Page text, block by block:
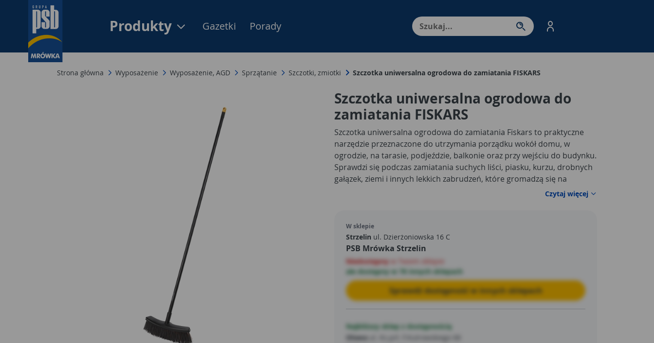
Produkty Menu Produktów, nawigacja: Enter - przejdź do strony produktów. Spacja – otwórz/
Gazetki Porady
Strona główna Wyposażenie Wyposażenie, AGD Sprzątanie Szczotki, zmiotki Szczotka uniwersalna ogrodowa do zamiatania FISKARS
Szczotka uniwersalna ogrodowa do
zamiatania FISKARS
Szczotka uniwersalna ogrodowa do zamiatania Fiskars to praktyczne
narzędzie przeznaczone do utrzymania porządku wokół domu, w
ogrodzie, na tarasie, podjeździe, balkonie oraz przy wejściu do budynku.
Sprawdzi się podczas zamiatania suchych liści, piasku, kurzu, drobnych
gałązek, ziemi i innych lekkich zabrudzeń, które gromadzą się na
powierzchniach zewnętrznych. Dzięki uniwersalnemu zastosowaniu
Czytaj więcej
W sklepie
Strzelin ul. Dzierżoniowska 16 C
PSB Mrówka Strzelin
Niedostępny w Twoim sklepie
ale dostępny w 78 innych sklepach
Sprawdź dostępność w innych sklepach
Najbliższy sklep z dostępnością
Oława
ul. Ks.prł. F.Kutrowskiego 68